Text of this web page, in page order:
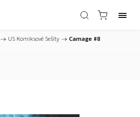
/ US Komiksové Sešity / Carnage #8